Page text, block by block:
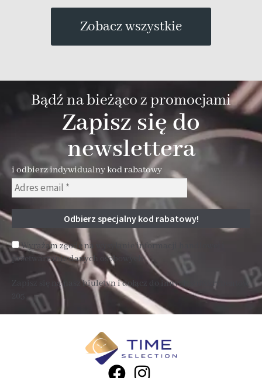
Zobacz wszystkie
Bądź na bieżąco z promocjami
Zapisz się do
newslettera
i odbierz indywidualny kod rabatowy
Wyrażam zgodę na wysyłanie informacji handlowej i
przetwarzanie danych osobowych
Zapisz się na nasz biuletyn i dołącz do innych subskrybentów